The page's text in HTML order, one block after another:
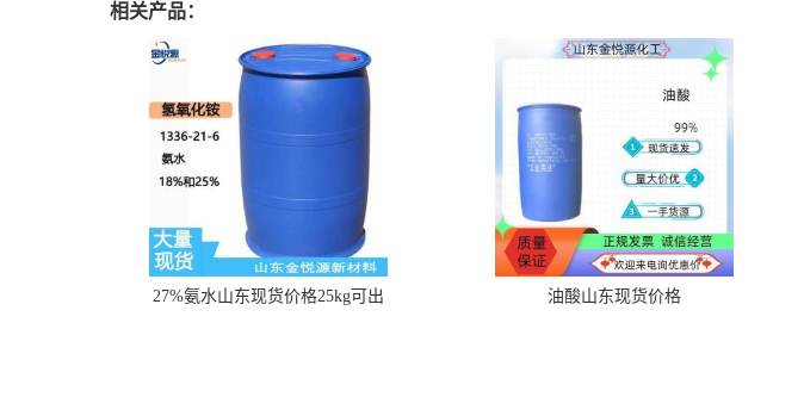
相关产品：
27%氨水山东现货价格25kg可出 油酸山东现货价格